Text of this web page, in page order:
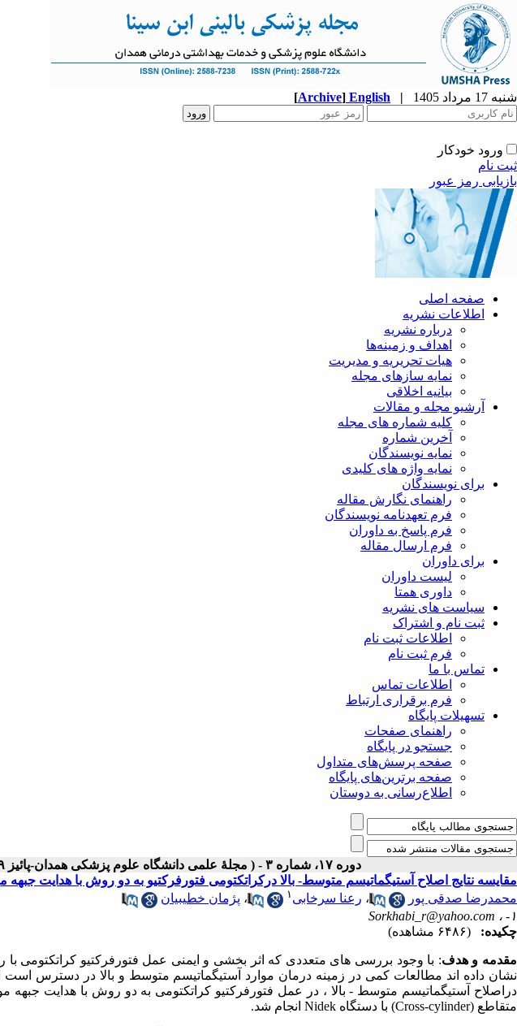
شنبه 17 مرداد 1405 |
English
[Archive]
ورود خودکار
ثبت نام
بازیابی رمز عبور
صفحه اصلی
اطلاعات نشریه
درباره نشریه
اهداف و زمینه‌ها
هیات تحریریه و مدیریت
نمایه سازهای مجله
بیانیه اخلاقی
آرشیو مجله و مقالات
کلیه شماره های مجله
آخرین شماره
نمایه نویسندگان
نمایه واژه های کلیدی
برای نویسندگان
راهنمای نگارش مقاله
فرم تعهدنامه نویسندگان
فرم پاسخ به داوران
فرم ارسال مقاله
برای داوران
لیست داوران
داوری همتا
سیاست های نشریه
ثبت نام و اشتراک
اطلاعات ثبت نام
فرم ثبت نام
تماس با ما
اطلاعات تماس
فرم برقراری ارتباط
تسهیلات پایگاه
راهنمای صفحات
جستجو در پایگاه
صفحه پرسش‌های متداول
صفحه برترین‌های پایگاه
اطلاع‌رسانی به دوستان
دوره ۱۷، شماره ۳ - ( مجلۀ علمی دانشگاه علوم پزشکی همدان-پائيز ۱۳۸۹ )
مقایسه نتایج اصلاح آستیگماتیسم متوسط- بالا درکراتکتومی فتورفرکتیو به دو روش با هدایت جبهه
محمدرضا صدقی پور
، رعنا سرخابی ۱ ، پژمان خطیبیان
۱- ،
Sorkhabi_r@yahoo.com
چکیده:
(۶۴۸۶ مشاهده)
مقدمه و هدف: با وجود بررسی های متعددی که اثر بخشی و ایمنی عمل فتورفرکتیو کراتکتومی با
نشان داده اند مطالعات کمی در زمینه درمان موارد آستیگماتیسم متوسط و بالا در دسترس
متقاطع (Cross-cylinder) با دستگاه Nidek انجام شد.